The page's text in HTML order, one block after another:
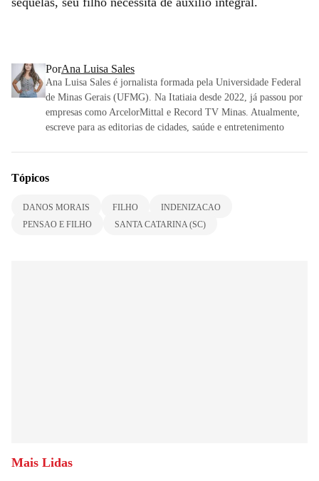
PorAna Luisa Sales
Ana Luisa Sales é jornalista formada pela Universidade Federal
de Minas Gerais (UFMG). Na Itatiaia desde 2022, já passou por
empresas como ArcelorMittal e Record TV Minas. Atualmente,
escreve para as editorias de cidades, saúde e entretenimento
Tópicos
DANOS MORAIS FILHO
INDENIZACAO
PENSAO E FILHO
SANTA CATARINA (SC)
Mais Lidas